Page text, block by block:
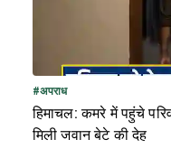
#अपराध
हिमाचल: कमरे में पहुंचे
मिली जवान बेटे की देह